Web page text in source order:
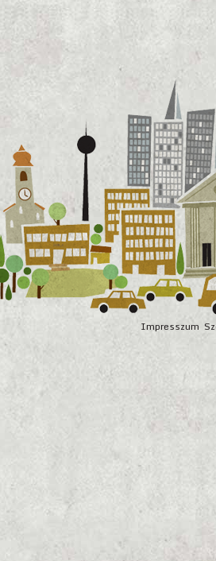
Impresszum